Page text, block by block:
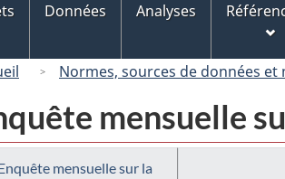
Données Analyses
Normes, sources de données et
mensuelle
mensuelle sur la